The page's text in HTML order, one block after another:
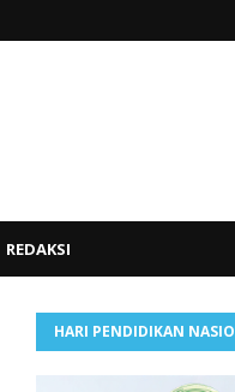
REDAKSI
HARI PENDIDIKAN